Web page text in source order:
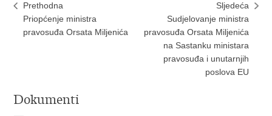
Prethodna
Priopćenje ministra
pravosuđa Orsata Miljenića
Sljedeća
Sudjelovanje ministra
pravosuđa Orsata Miljenića
na Sastanku ministara
pravosuđa i unutarnjih
poslova EU
Dokumenti